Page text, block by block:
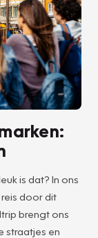
is dat? In ons
door dit
brengt ons
straatjes en